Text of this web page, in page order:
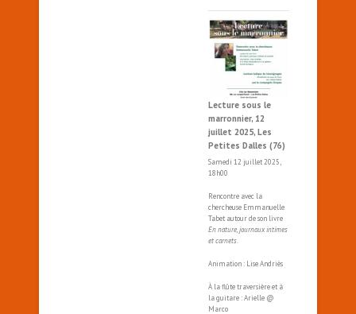
Lecture sous le
marronnier, 12
juillet 2025, Les
Petites Dalles (76)
Samedi 12 juillet 2025,
18h00
Rencontre avec la
chercheuse Emmanuelle
Tabet autour de son livre
En nature, journaux intimes
et carnets
Animation : Lise Andriès
À la flûte traversière et à
la guitare : Arielle @
Marco